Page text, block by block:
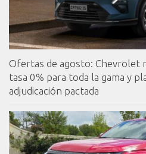
Ofertas de agosto: Chevrolet
tasa 0% para toda la gama y
adjudicación pactada